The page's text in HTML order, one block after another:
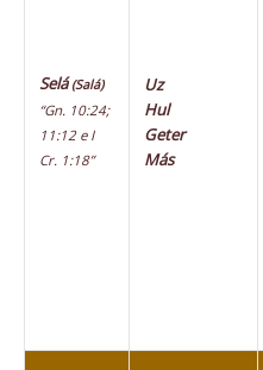
Selá(Salá)
“Gn. 10:24;
11:12 e I
Cr. 1:18”
Uz
Hul
Geter
Más